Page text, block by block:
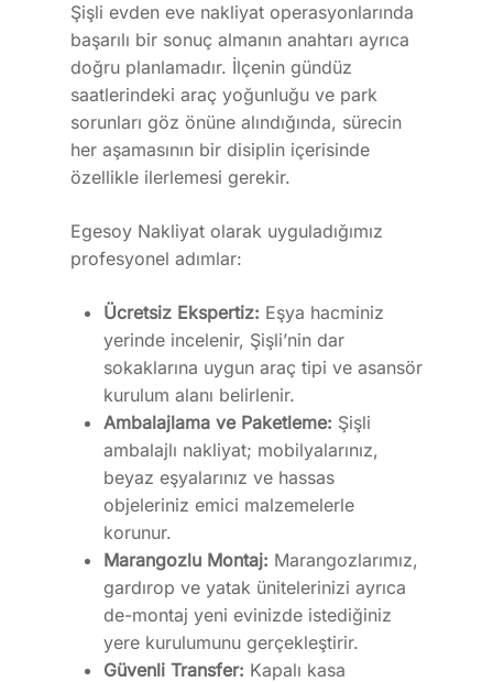
Şişli evden eve nakliyat operasyonlarında
başarılı bir sonuç almanın anahtarı ayrıca
doğru planlamadır. İlçenin gündüz
saatlerindeki araç yoğunluğu ve park
sorunları göz önüne alındığında, sürecin
her aşamasının bir disiplin içerisinde
özellikle ilerlemesi gerekir.
Egesoy Nakliyat olarak uyguladığımız
profesyonel adımlar:
Ücretsiz Ekspertiz: Eşya hacminiz
yerinde incelenir, Şişli’nin dar
sokaklarına uygun araç tipi ve asansör
kurulum alanı belirlenir.
Ambalajlama ve Paketleme: Şişli
ambalajlı nakliyat; mobilyalarınız,
beyaz eşyalarınız ve hassas
objeleriniz emici malzemelerle
korunur.
Marangozlu Montaj: Marangozlarımız,
gardırop ve yatak ünitelerinizi ayrıca
de-montaj yeni evinizde istediğiniz
yere kurulumunu gerçekleştirir.
Güvenli Transfer: Kapalı kasa